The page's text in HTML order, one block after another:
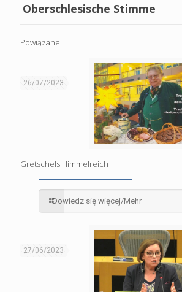
Oberschlesische Stimme
Powiązane
26/07/2023
Gretschels Himmelreich
Dowiedz się więcej/Mehr
27/06/2023